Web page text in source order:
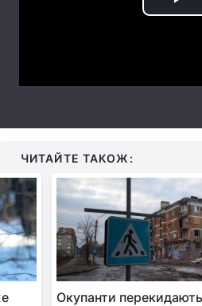
Тема оформлення
ЧИТАЙТЕ ТАКОЖ:
Окупанти